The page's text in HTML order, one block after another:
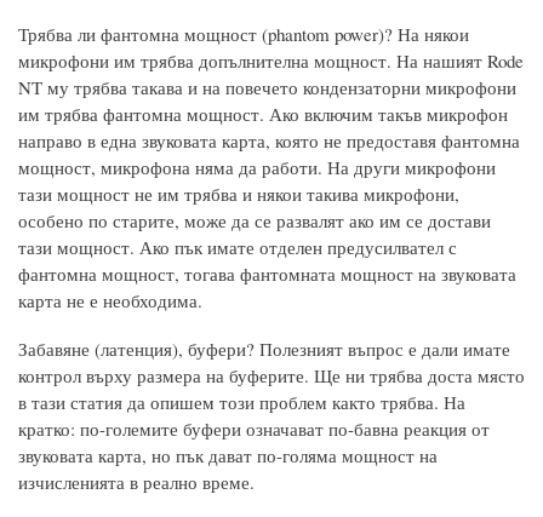
Трябва ли фантомна мощност (phantom power)? На някои
микрофони им трябва допълнителна мощност. На нашият Rode
NT му трябва такава и на повечето кондензаторни микрофони
им трябва фантомна мощност. Ако включим такъв микрофон
направо в една звуковата карта, която не предоставя фантомна
мощност, микрофона няма да работи. На други микрофони
тази мощност не им трябва и някои такива микрофони,
особено по старите, може да се развалят ако им се достави
тази мощност. Ако пък имате отделен предусилвател с
фантомна мощност, тогава фантомната мощност на звуковата
карта не е необходима.
Забавяне (латенция), буфери? Полезният въпрос е дали имате
контрол върху размера на буферите. Ще ни трябва доста място
в тази статия да опишем този проблем както трябва. На
кратко: по-големите буфери означават по-бавна реакция от
звуковата карта, но пък дават по-голяма мощност на
изчисленията в реално време.